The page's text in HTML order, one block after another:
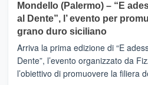
e
messaggi
di
CASTIGLIONE
DI
SICILIA
(Ct)
–
Il
Borgo
Mondello (Palermo) – “E
al Dente”, l’ evento per
grano duro siciliano
Arriva la prima edizione di “E
Dente”, l’evento organizzato da
l’obiettivo di promuovere la filiera